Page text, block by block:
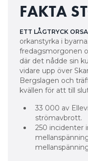
FAKTA
ETT LÅGTRYCK
orkanstyrka i
fredagsmorgonen
där det nådde sin
vidare upp över
Bergslagen och
kvällen för att till
33 000 av
strömavbrott.
250 incidenter